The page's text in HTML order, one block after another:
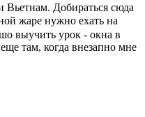
Вьетнам. Добираться сюда
жаре нужно ехать на
выучить урок - окна в
там, когда внезапно мне